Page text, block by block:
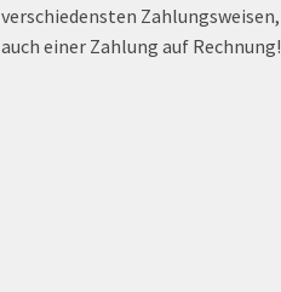
verschiedensten Zahlungsweisen,
auch einer Zahlung auf Rechnung!